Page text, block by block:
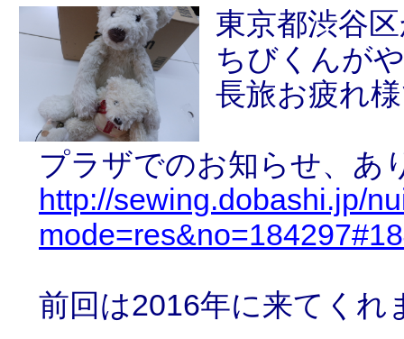
東京都渋谷
ちびくんが
長旅お疲れ
プラザでのお知らせ、あ
http://sewing.dobashi.jp/
前回は2016年に来てくれ